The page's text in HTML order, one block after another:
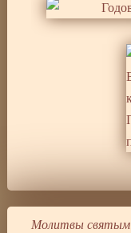
Молитвы святым